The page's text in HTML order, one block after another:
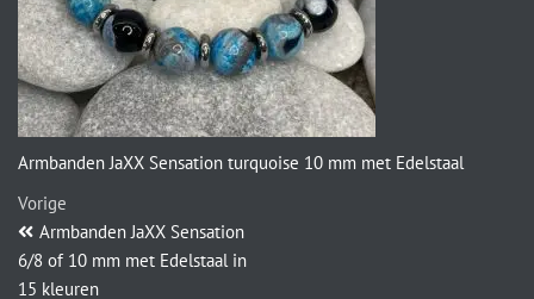
Armbanden JaXX Sensation turquoise 10 mm met Edelstaal
Vorige
Armbanden JaXX Sensation
6/8 of 10 mm met Edelstaal in
15 kleuren